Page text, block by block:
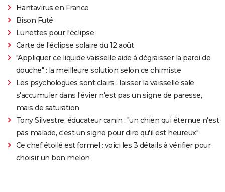
Hantavirus en France
Bison Futé
Lunettes pour l'éclipse
Carte de l'éclipse solaire du 12 août
"Appliquer ce liquide vaisselle aide à dégraisser la paroi de
douche" : la meilleure solution selon ce chimiste
Les psychologues sont clairs : laisser la vaisselle sale
s'accumuler dans l'évier n'est pas un signe de paresse,
mais de saturation
Tony Silvestre, éducateur canin : "un chien qui éternue n'est
pas malade, c'est un signe pour dire qu'il est heureux"
Ce chef étoilé est formel : voici les 3 détails à vérifier pour
choisir un bon melon